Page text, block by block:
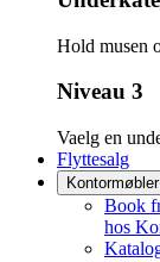
Hold musen
Niveau 3
Vaelg en
Flyttesalg
Kontormøbler
Book
hos